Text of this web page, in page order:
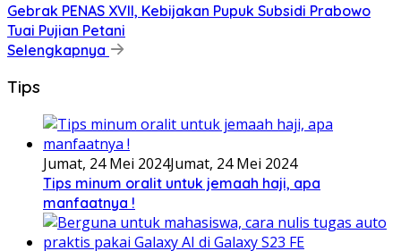
Gebrak PENAS XVII, Kebijakan Pupuk Subsidi Prabowo
Tuai Pujian Petani
Selengkapnya
Tips
Jumat, 24 Mei 2024Jumat, 24 Mei 2024
Tips minum oralit untuk jemaah haji, apa
manfaatnya !